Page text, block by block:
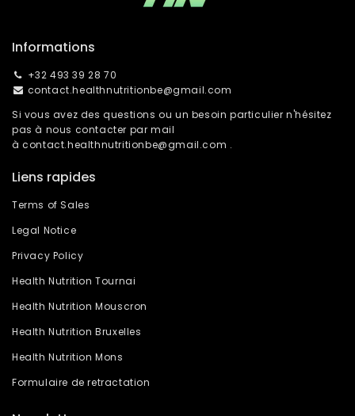
Informations
+32 493 39 28 70
contact.healthnutritionbe@gmail.com
Si vous avez des questions ou un besoin particulier n'hésitez
pas à nous contacter par mail
àcontact.healthnutritionbe@gmail.com .
Liens rapides
Terms of Sales
Legal Notice
Privacy Policy
Health Nutrition Tournai
Health Nutrition Mouscron
Health Nutrition Bruxelles
Health Nutrition Mons
Formulaire de retractation